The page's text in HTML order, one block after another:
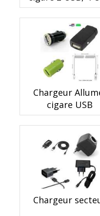
Chargeur
cigare USB
Chargeur